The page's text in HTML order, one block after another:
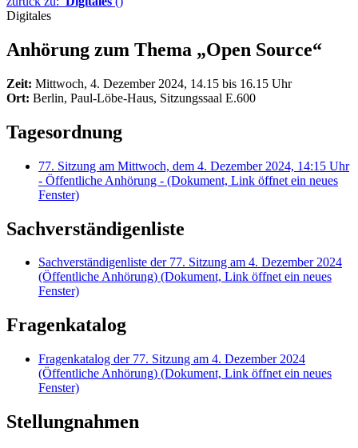
Digitales
Anhörung zum Thema „Open Source“
Zeit: Mittwoch, 4. Dezember 2024, 14.15 bis 16.15 Uhr
Ort: Berlin, Paul-Löbe-Haus, Sitzungssaal E.600
Tagesordnung
77. Sitzung am Mittwoch, dem 4. Dezember 2024, 14:15 Uhr
- Öffentliche Anhörung - (Dokument, Link öffnet ein neues
Fenster)
Sachverständigenliste
Sachverständigenliste der 77. Sitzung am 4. Dezember 2024
(Öffentliche Anhörung) (Dokument, Link öffnet ein neues
Fenster)
Fragenkatalog
Fragenkatalog der 77. Sitzung am 4. Dezember 2024
(Öffentliche Anhörung) (Dokument, Link öffnet ein neues
Fenster)
Stellungnahmen